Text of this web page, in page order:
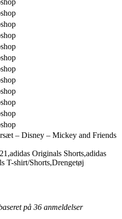
– Disney – Mickey and Friends
Originals Shorts,adidas
T-shirt/Shorts,Drengetøj
på 36 anmeldelser